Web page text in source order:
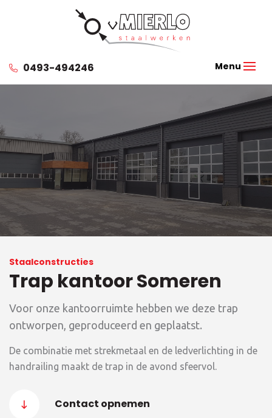
0493-494246
Staalconstructies
Trap kantoor Someren
Voor onze kantoorruimte hebben we deze trap
ontworpen, geproduceerd en geplaatst.
De combinatie met strekmetaal en de ledverlichting in de
handrailing maakt de trap in de avond sfeervol.
Contact opnemen